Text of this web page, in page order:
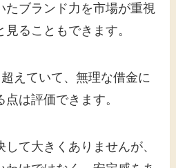
たブランド力を市場が重視
ることもできます。
えていて、無理な借金に
は評価できます。
て大きくありませんが、